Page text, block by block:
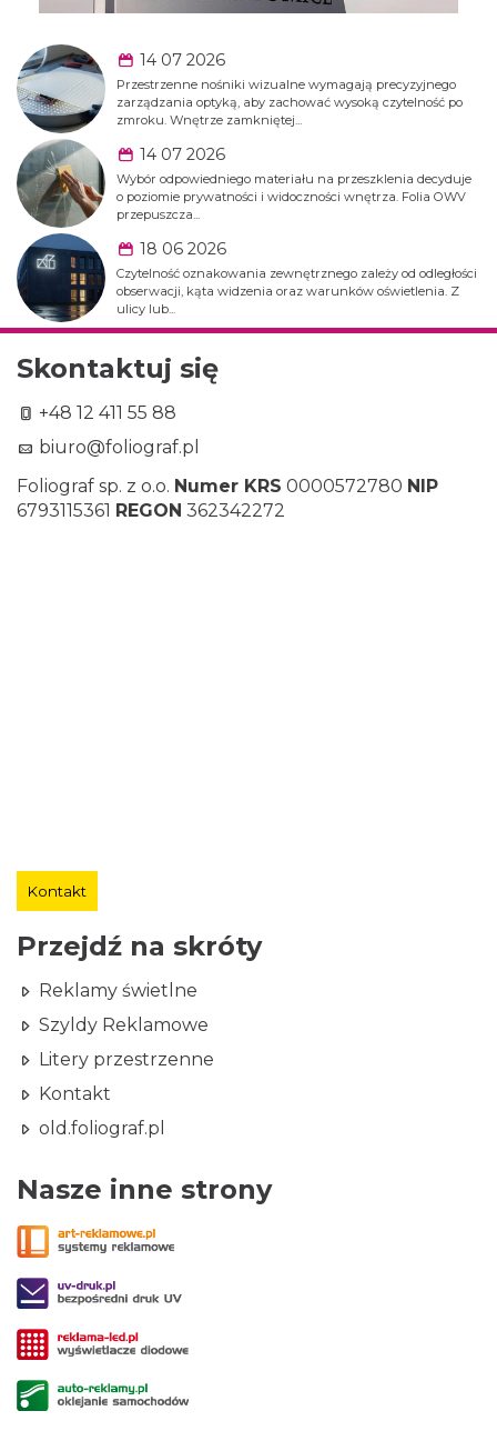
14 07 2026
Przestrzenne nośniki wizualne wymagają precyzyjnego
zarządzania optyką, aby zachować wysoką czytelność po
zmroku. Wnętrze zamkniętej...
14 07 2026
Wybór odpowiedniego materiału na przeszklenia decyduje
o poziomie prywatności i widoczności wnętrza. Folia OWV
przepuszcza...
18 06 2026
Czytelność oznakowania zewnętrznego zależy od odległości
obserwacji, kąta widzenia oraz warunków oświetlenia. Z
ulicy lub...
Skontaktuj się
+48 12 411 55 88
biuro@foliograf.pl
Foliograf sp. z o.o. Numer KRS 0000572780 NIP
6793115361 REGON 362342272
Kontakt
Przejdź na skróty
Reklamy świetlne
Szyldy Reklamowe
Litery przestrzenne
Kontakt
old.foliograf.pl
Nasze inne strony